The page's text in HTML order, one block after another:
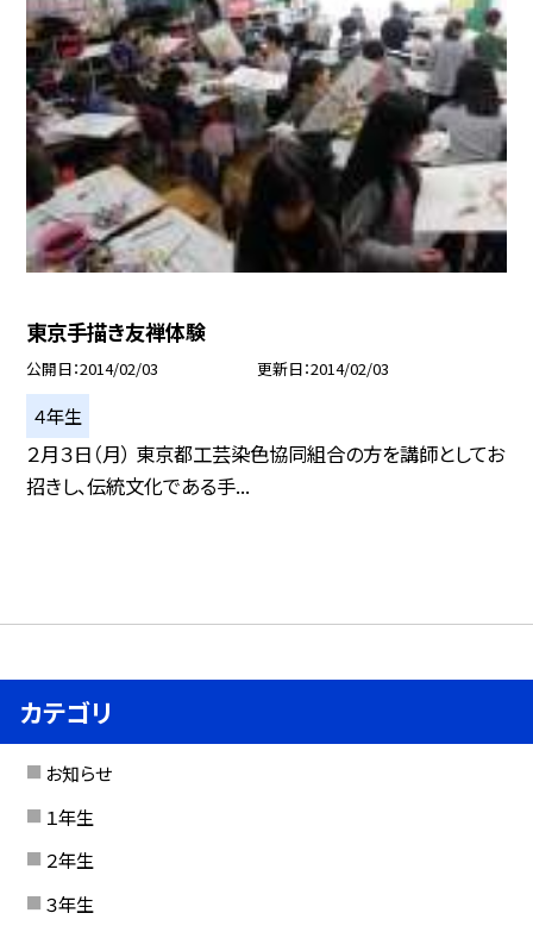
東京手描き友禅体験
公開日 2014/02/03 更新日 2014/02/03
４年生
２月３日（月） 東京都工芸染色協同組合の方を講師としてお
招きし、伝統文化である手...
カテゴリ
お知らせ
１年生
２年生
３年生